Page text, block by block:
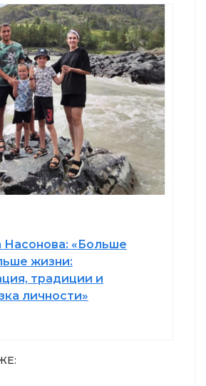
Насонова: «Больше
жизни:
традиции и
личности»